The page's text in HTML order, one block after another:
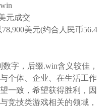
元成交
78,900美元(约合人民币56.4
数字，后缀.win含义较佳，
个体、企业、在生活工作
一致，希望获得胜利，因
竞技类游戏相关的领域，